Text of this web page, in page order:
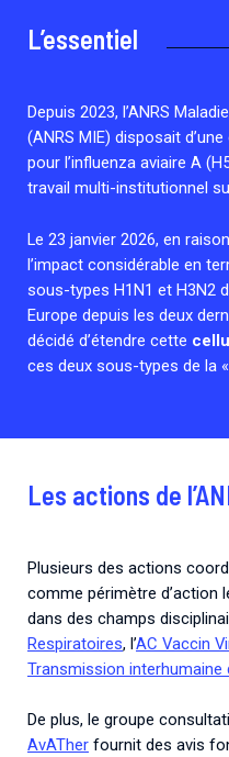
Cellules Émergence
inactives.
L’essentiel
Depuis 2023, l’ANRS
(ANRS MIE) disposait
pour l’influenza aviaire A
travail multi-institutionnel
Le 23 janvier 2026, en
l’impact considérable en
sous-types H1N1 et H3N2
Europe depuis les deux
décidé d’étendre cette
ces deux sous-types de la
Les actions de
Plusieurs des actions
comme périmètre d’action
dans des champs
Respiratoires, l’AC Vaccin
Transmission
De plus, le groupe
AvATher fournit des avis